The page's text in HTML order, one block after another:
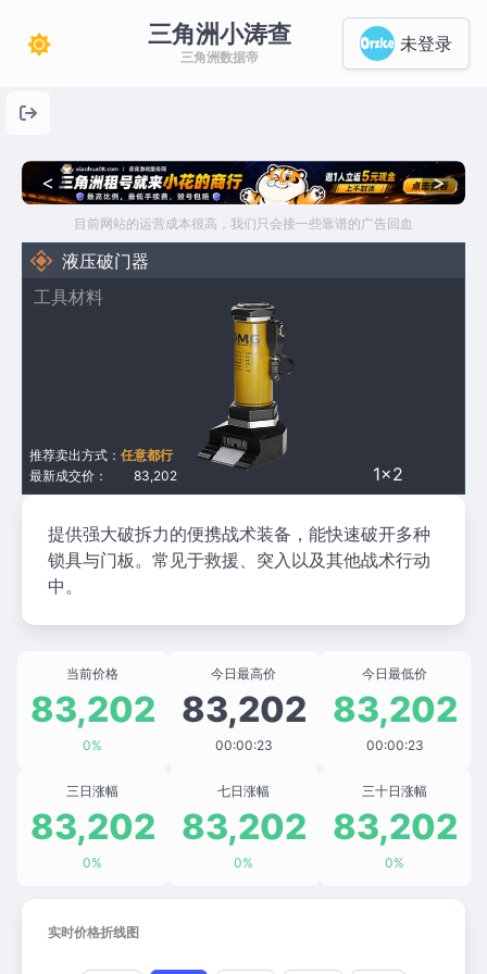
三角洲小涛查
三角洲数据帝
未登录
< >
目前网站的运营成本很高，我们只会接一些靠谱的广告回血
液压破门器
工具材料
1×2
最新成交价： 83,202
推荐卖出方式： 任意都行
提供强大破拆力的便携战术装备，能快速破开多种
锁具与门板。常见于救援、突入以及其他战术行动
中。
当前价格
83,202
0%
今日最高价
83,202
00:00:23
今日最低价
83,202
00:00:23
三日涨幅
83,202
0%
七日涨幅
83,202
0%
三十日涨幅
83,202
0%
实时价格折线图